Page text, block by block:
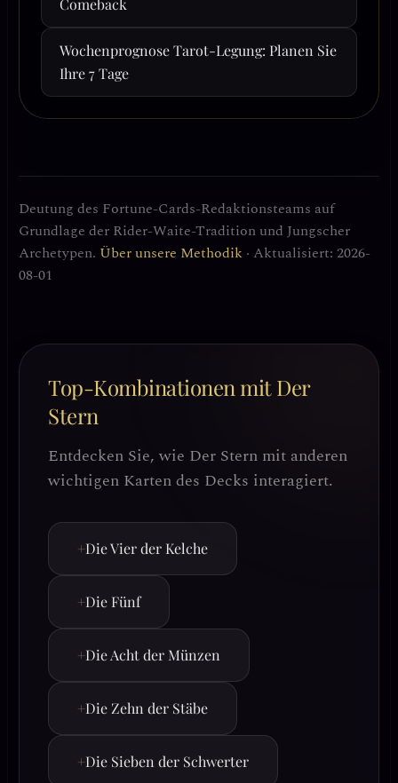
Comeback
Wochenprognose Tarot-Legung: Planen Sie
Ihre 7 Tage
Deutung des Fortune-Cards-Redaktionsteams auf
Grundlage der Rider-Waite-Tradition und Jungscher
Archetypen. Über unsere Methodik · Aktualisiert: 2026-
08-01
Top-Kombinationen mit Der
Stern
Entdecken Sie, wie Der Stern mit anderen
wichtigen Karten des Decks interagiert.
+Die Vier der Kelche
+Die Fünf
+Die Acht der Münzen
+Die Zehn der Stäbe
+Die Sieben der Schwerter